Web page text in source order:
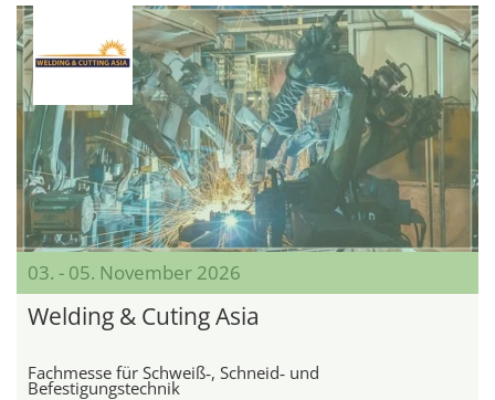
03. - 05. November 2026
Welding & Cuting Asia
Fachmesse für Schweiß‑, Schneid‑ und
Befestigungstechnik